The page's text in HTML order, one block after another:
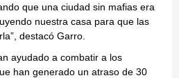
que una ciudad sin mafias era
nuestra casa para que las
destacó Garro.
ayudado a combatir a los
han generado un atraso de 30